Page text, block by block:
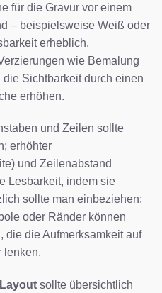
für die Gravur vor einem
– beispielsweise Weiß oder
erheblich.
wie Bemalung
Sichtbarkeit durch einen
erhöhen.
und Zeilen sollte
erhöhter
und Zeilenabstand
Lesbarkeit, indem sie
sollte man einbeziehen:
oder Ränder können
die die Aufmerksamkeit auf
lenken.
Layout sollte übersichtlich